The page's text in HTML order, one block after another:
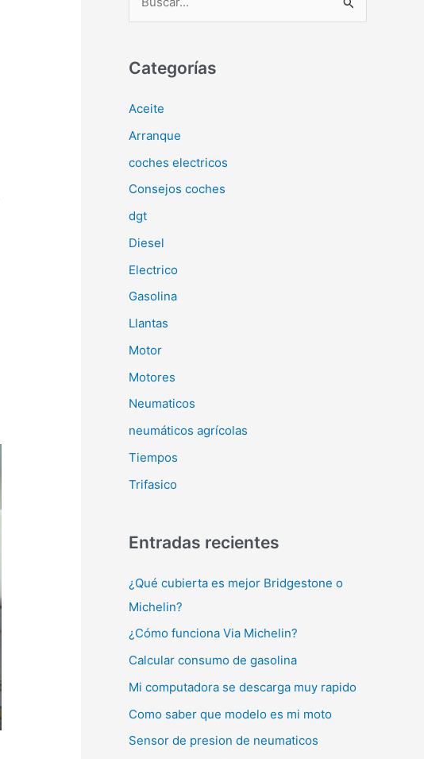
c
r
p
o
r
Categorías
Aceite
Arranque
coches electricos
Consejos coches
dgt
Diesel
Electrico
Gasolina
Llantas
Motor
Motores
Neumaticos
neumáticos agrícolas
Tiempos
Trifasico
Entradas recientes
¿Qué cubierta es mejor Bridgestone o
Michelin?
¿Cómo funciona Via Michelin?
Calcular consumo de gasolina
Mi computadora se descarga muy rapido
Como saber que modelo es mi moto
Sensor de presion de neumaticos